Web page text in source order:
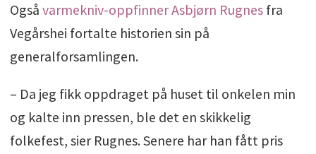
Også varmekniv-oppfinner Asbjørn Rugnesfra
Vegårshei fortalte historien sin på
generalforsamlingen.
– Da jeg fikk oppdraget på huset til onkelen min
og kalte inn pressen, ble det en skikkelig
folkefest, sier Rugnes. Senere har han fått pris